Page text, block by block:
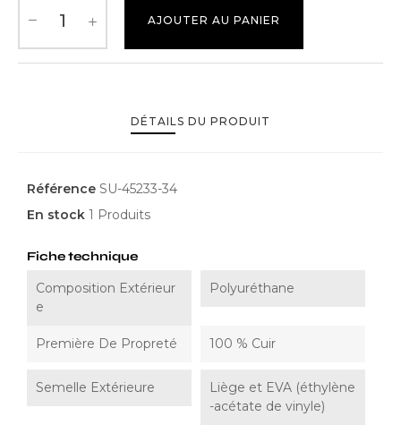
AJOUTER AU PANIER
DÉTAILS DU PRODUIT
Référence SU-45233-34
En stock 1 Produits
Fiche technique
Composition Extérieur
E
Polyuréthane
Première De Propreté 100 % Cuir
Semelle Extérieure
Liège et EVA (éthylène
-acétate de vinyle)